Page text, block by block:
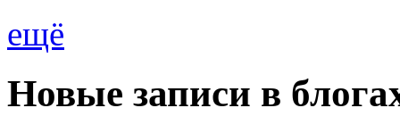
ещё
Новые записи в